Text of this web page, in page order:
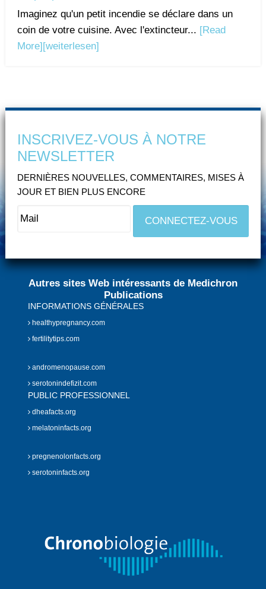
Imaginez qu'un petit incendie se déclare dans un
coin de votre cuisine. Avec l'extincteur... [Read
More][weiterlesen]
INSCRIVEZ-VOUS À NOTRE
NEWSLETTER
DERNIÈRES NOUVELLES, COMMENTAIRES, MISES À
JOUR ET BIEN PLUS ENCORE
Autres sites Web intéressants de Medichron
Publications
INFORMATIONS GÉNÉRALES
healthypregnancy.com
fertilitytips.com
andromenopause.com
serotonindefizit.com
PUBLIC PROFESSIONNEL
dheafacts.org
melatoninfacts.org
pregnenolonfacts.org
serotoninfacts.org